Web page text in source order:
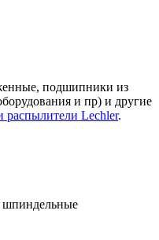
подшипники из
и пр) и другие
распылители Lechler.
шпиндельные